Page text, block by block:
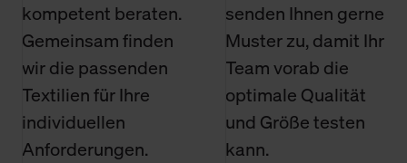
kompetent beraten.
Gemeinsam finden
wir die passenden
Textilien für Ihre
individuellen
Anforderungen.
senden Ihnen gerne
Muster zu, damit Ihr
Team vorab die
optimale Qualität
und Größe testen
kann.